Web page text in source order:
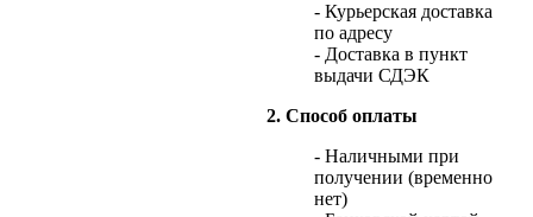
- Курьерская доставка
по адресу
- Доставка в пункт
выдачи СДЭК
2. Способ оплаты
- Наличными при
получении (временно
нет)